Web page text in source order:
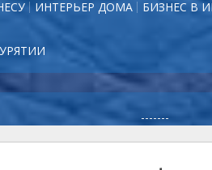
ИНТЕРЬЕР ДОМА БИЗНЕС В
-------